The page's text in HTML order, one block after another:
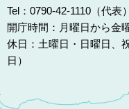
Tel：0790-42-1110（代表）
開庁時間：月曜日から金
休日：土曜日・日曜日、
日）